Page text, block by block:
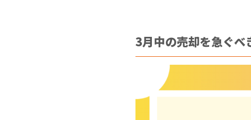
3月中の売却を急ぐべ